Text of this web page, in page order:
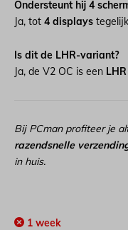
Ondersteunt hij 4
Ja, tot 4 displays
Is dit de LHR-variant?
Ja, de V2 OC is een LHR
Bij PCman profiteer je
razendsnelle
in huis.
1 week